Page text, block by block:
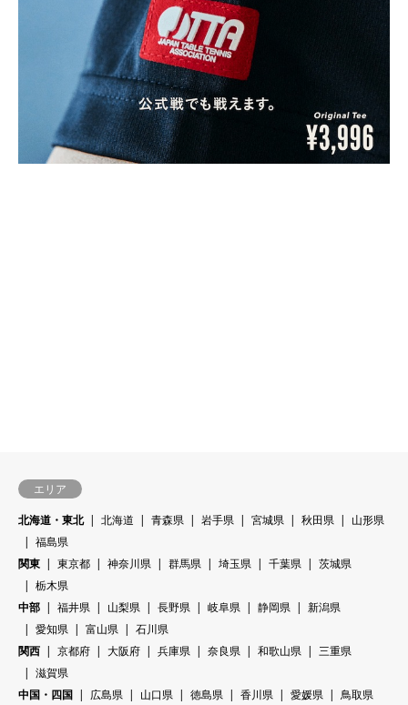
エリア
北海道・東北
北海道 青森県 岩手県 宮城県 秋田県
山形県
福島県
関東
東京都 神奈川県 群馬県 埼玉県 千葉県
茨城県
栃木県
中部
福井県 山梨県 長野県 岐阜県 静岡県
新潟県
愛知県
富山県
石川県
関西
京都府 大阪府 兵庫県 奈良県 和歌山県
三重県
滋賀県
中国・四国
広島県 山口県 徳島県 香川県 愛媛県
鳥取県